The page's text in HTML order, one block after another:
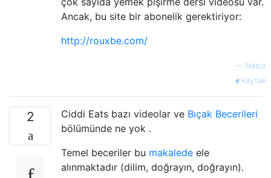
Ancak, bu site bir abonelik gerektiriyor:
http://rouxbe.com/
— Nabız
kaynak
2 Ciddi Eats bazı videolar ve Bıçak Becerileri
bölümünde ne yok .
Temel beceriler bu makalede ele
alınmaktadır (dilim, doğrayın, doğrayın).